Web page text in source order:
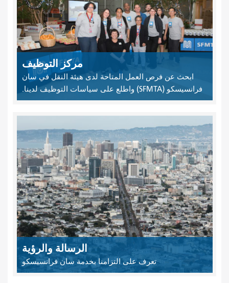
مركز التوظيف
ابحث عن فرص العمل المتاحة لدى هيئة النقل في سان
فرانسيسكو (SFMTA) واطلع على سياسات التوظيف لدينا.
الرسالة والرؤية
تعرف على التزامنا بخدمة سان فرانسيسكو